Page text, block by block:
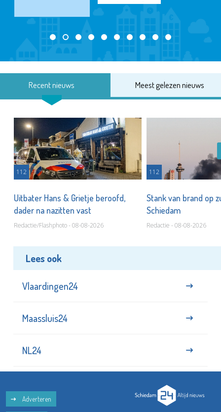
Recent nieuws Meest gelezen nieuws
112
Uitbater Hans & Grietje beroofd,
dader na nazitten vast
Redactie/Flashphoto - 08-08-2026
112
Stank van brand op
Schiedam
Redactie - 08-08-2026
Lees ook
Vlaardingen24
Maassluis24
NL24
Adverteren